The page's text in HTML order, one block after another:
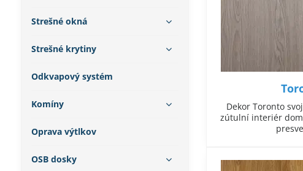
Dekor Toronto
zútulní interiér
Strešné okná
Strešné krytiny
Odkvapový systém
Komíny
Oprava výtlkov
OSB dosky